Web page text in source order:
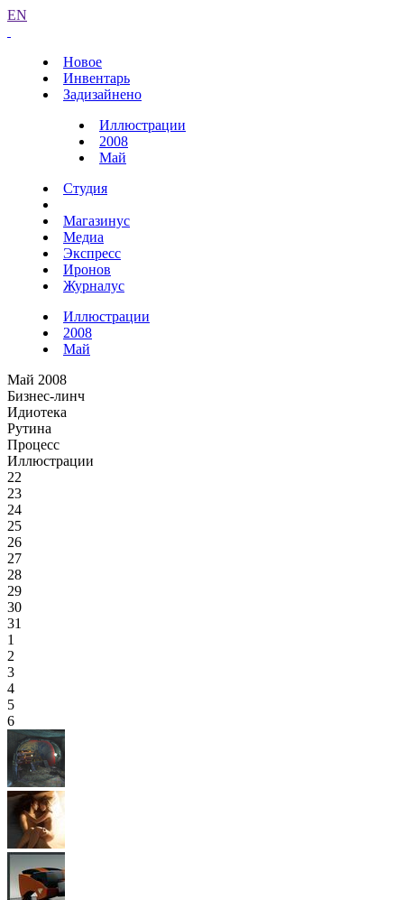
EN
Новое
Инвентарь
Задизайнено
Иллюстрации
2008
Май
Студия
Магазинус
Медиа
Экспресс
Иронов
Журналус
Иллюстрации
2008
Май
Май 2008
Бизнес-линч
Идиотека
Рутина
Процесс
Иллюстрации
22
23
24
25
26
27
28
29
30
31
1
2
3
4
5
6